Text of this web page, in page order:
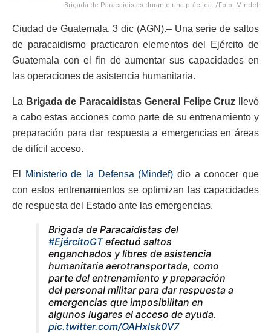
Brigada de Paracaidistas durante una práctica. /Foto: Mindef
Ciudad de Guatemala, 3 dic (AGN).– Una serie de saltos
de paracaidismo practicaron elementos del Ejército de
Guatemala con el fin de aumentar sus capacidades en
las operaciones de asistencia humanitaria.
La Brigada de Paracaidistas General Felipe Cruz llevó
a cabo estas acciones como parte de su entrenamiento y
preparación para dar respuesta a emergencias en áreas
de difícil acceso.
El Ministerio de la Defensa (Mindef) dio a conocer que
con estos entrenamientos se optimizan las capacidades
de respuesta del Estado ante las emergencias.
Brigada de Paracaidistas del
#EjércitoGTefectuó saltos
enganchados y libres de asistencia
humanitaria aerotransportada, como
parte del entrenamiento y preparación
del personal militar para dar respuesta a
emergencias que imposibilitan en
algunos lugares el acceso de ayuda.
pic.twitter.com/OAHxlsk0V7